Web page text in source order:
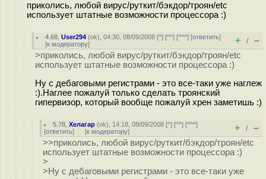
приколись, любой вирус/руткит/бэкдор/троян/etc
использует штатные возможности процессора :)
4.68 ,User294 (ok), 04:30, 08/09/2008 [^] [^^] [^^^] [ответить]
[к модератору] + / –
>приколись, любой вирус/руткит/бэкдор/троян/etc
использует штатные возможности процессора :)
Ну с дебаговыми регистрами - это все-таки уже наглеж
:).Наглее пожалуй только сделать троянский
гипервизор, который вообще пожалуй хрен заметишь :)
5.78 ,Хелагар (ok), 14:18, 08/09/2008 [^] [^^] [^^^]
[ответить] [к модератору] + / –
>>приколись, любой вирус/руткит/бэкдор/троян/etc
использует штатные возможности процессора :)
>
>Ну с дебаговыми регистрами - это все-таки уже